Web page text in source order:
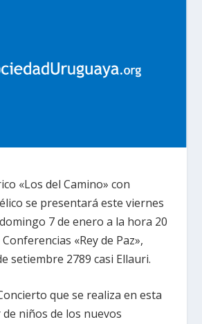
«Los del Camino» con
se presentará este viernes
7 de enero a la hora 20
«Rey de Paz»,
setiembre 2789 casi Ellauri.
que se realiza en esta
niños de los nuevos